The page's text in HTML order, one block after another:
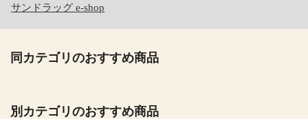
サンドラッグ e-shop
同カテゴリのおすすめ商品
別カテゴリのおすすめ商品